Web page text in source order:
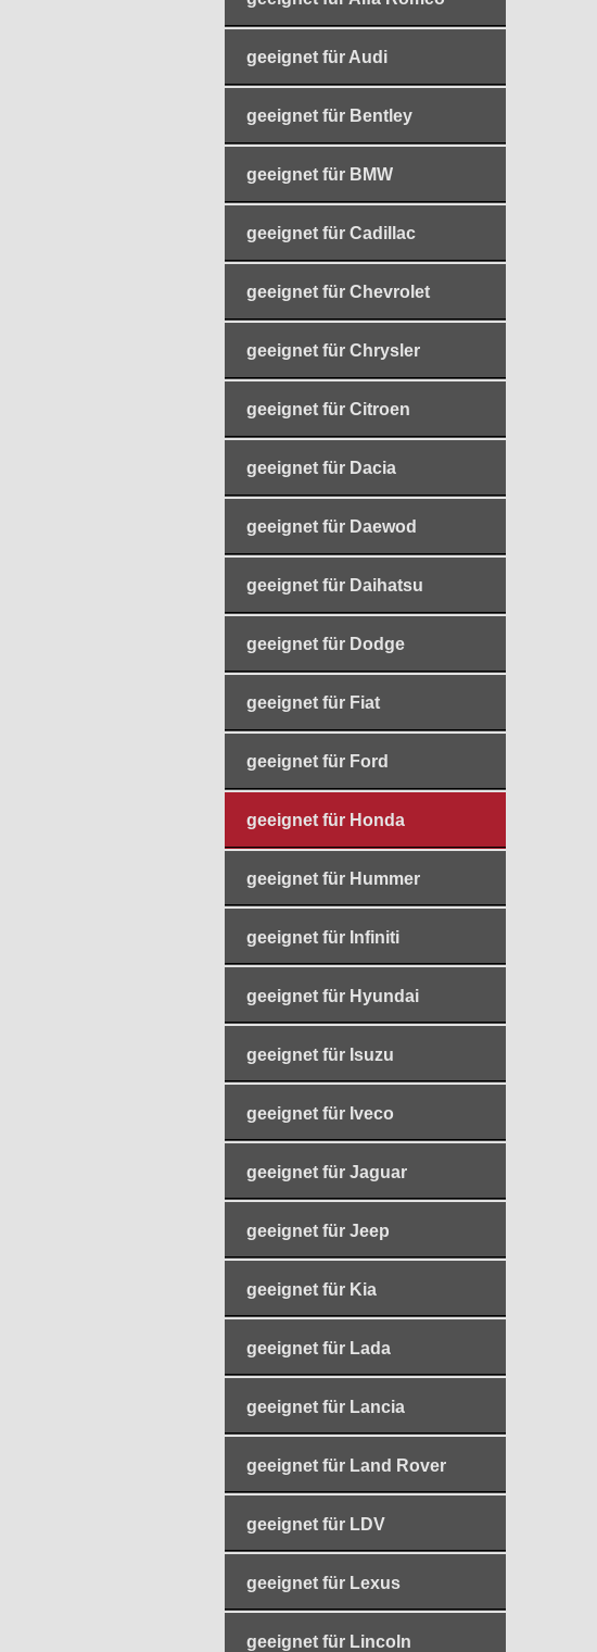
geeignet für Audi
geeignet für Bentley
geeignet für BMW
geeignet für Cadillac
geeignet für Chevrolet
geeignet für Chrysler
geeignet für Citroen
geeignet für Dacia
geeignet für Daewod
geeignet für Daihatsu
geeignet für Dodge
geeignet für Fiat
geeignet für Ford
geeignet für Honda
geeignet für Hummer
geeignet für Infiniti
geeignet für Hyundai
geeignet für Isuzu
geeignet für Iveco
geeignet für Jaguar
geeignet für Jeep
geeignet für Kia
geeignet für Lada
geeignet für Lancia
geeignet für Land Rover
geeignet für LDV
geeignet für Lexus
geeignet für Lincoln